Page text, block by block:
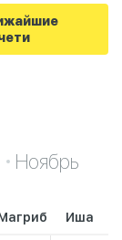
Ноябрь
Иша